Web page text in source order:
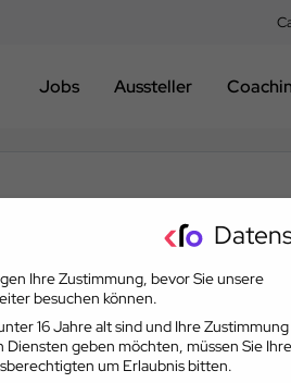
Jobs Aussteller
Ihre Zustimmung, bevor Sie unsere
besuchen können.
16 Jahre alt sind und Ihre Zustimmung
Diensten geben möchten, müssen Sie Ihre
um Erlaubnis bitten.